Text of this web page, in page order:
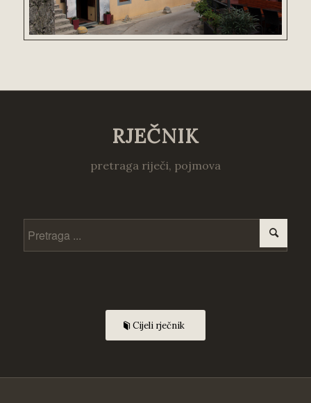
RJEČNIK
pretraga riječi, pojmova
Cijeli rječnik